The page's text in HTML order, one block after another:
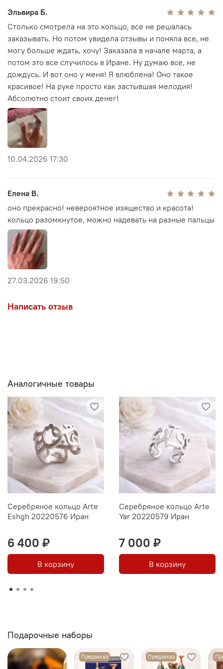
образам — создавая визуальный ритм и
индивидуальность.
Особенности кольца Arte Mashogh:
серебро 925 пробы;
художественный дизайн, подчёркивающий форму
и характер аксессуара;
универсальность: подходит как к повседневному,
так и к вечернему стилю;
аксессуар из категории необычные украшения,
усиливающий индивидуальность;
отлично сочетается с серьгами, кулонами и
кольцами из
Это персидское кольцо станет прекрасным подарком
завершённый, вдохновляющий look, наполненный
характером, светом и художественным смыслом — будь
то повседневный день или особенное событие.
Эльвира Б.
Столько смотрела на это кольцо, все не решалась
заказывать. Но потом увидела отзывы и поняла все, не
могу больше ждать, хочу! Заказала в начале марта, а
потом это все случилось в Иране. Ну думаю все, не
дождусь. И вот оно у меня! Я влюблена! Оно такое
красивое! На руке просто как застывшая мелодия!
Абсолютно стоит своих денег!
10.04.2026 17:30
Елена В.
оно прекрасно! невероятное изящество и красота!
кольцо разомкнутое, можно надевать на разные пальцы
27.03.2026 19:50
Написать отзыв
Аналогичные товары
Серебряное кольцо Arte
Eshgh 20220576 Иран
6 400 ₽
В корзину
Серебряное кольцо Arte
Yar 20220579 Иран
7 000 ₽
В корзину
Подарочные наборы
Предзаказ Предзаказ